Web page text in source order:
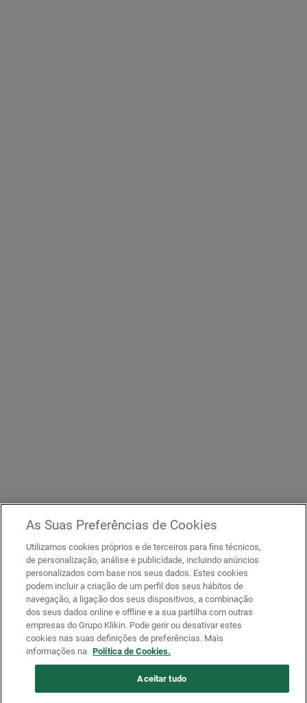
As Suas Preferências de Cookies
Utilizamos cookies próprios e de terceiros para fins técnicos,
de personalização, análise e publicidade, incluindo anúncios
personalizados com base nos seus dados. Estes cookies
podem incluir a criação de um perfil dos seus hábitos de
navegação, a ligação dos seus dispositivos, a combinação
dos seus dados online e offline e a sua partilha com outras
empresas do Grupo Klikin. Pode gerir ou desativar estes
cookies nas suas definições de preferências. Mais
informações na Política de Cookies.
Aceitar tudo